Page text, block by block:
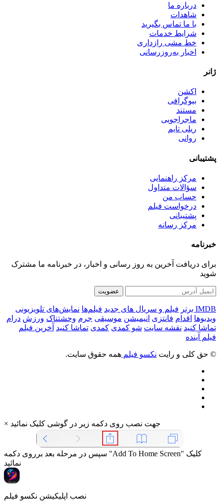
درباره ما
شاهدات
با ما تماس بگیرید
شرایط خدمات
خط مشی رازداری
اخبار به‌روزرسانی
ژانر
اکشن
بیوگرافی
مستند
ماجراجویی
ریلی تایم
روانی
پشتیبانی
مرکز راهنمایی
سؤالات متداول
حساب من
درخواست فیلم
پشتیبانی
مرکز رسانه
خبرنامه
برای دریافت آخرین به روز رسانی و اخبار، در خبرنامه ما مشترک
شوید
عضویت
IMDB برتر فیلم و سریال های جدید فیلم‌ها نمایش‌های تلویزیونی
ویدیوها اقدام فانتزی انیمیشن موسیقی جرم وحشتناک ورزش درام
تماشا کنید نقشه سایت شو کمدی کمدی تماشا کنید آخرین فیلم
فیلم آینده
© حق کلی و رایت نکسو فیلم همه حقوق سایت.
× جهت نصب روی دکمه زیر در گوشی کلیک نمائید
سپس در مرحله بعد برروی دکمه "Add To Home Screen" کلیک
نمائید
نصب اپلیکیشن نکسو فیلم